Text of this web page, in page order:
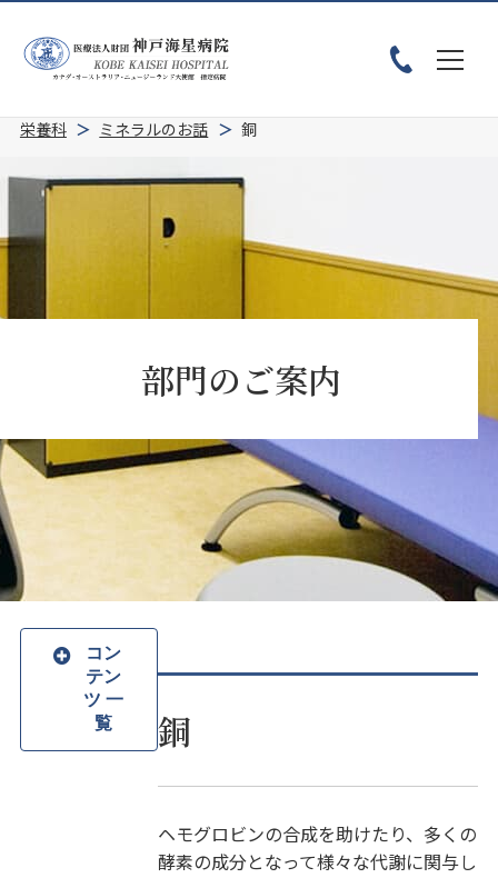
栄養科
ミネラルのお話 銅
部門のご案内
銅
ヘモグロビンの合成を助けたり、多くの
酵素の成分となって様々な代謝に関与し
コン
テン
ツ 一
覧